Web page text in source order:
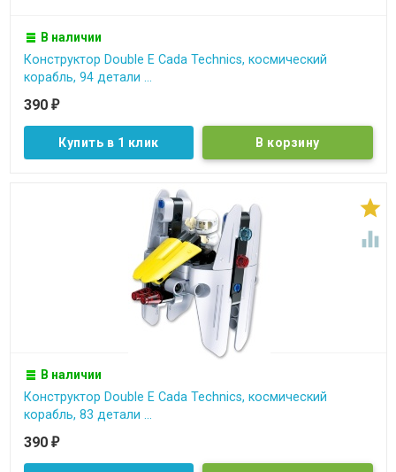
В наличии
Конструктор Double E Cada Technics, космический
корабль, 94 детали ...
390 ₽
Купить в 1 клик


В наличии
Конструктор Double E Cada Technics, космический
корабль, 83 детали ...
390 ₽